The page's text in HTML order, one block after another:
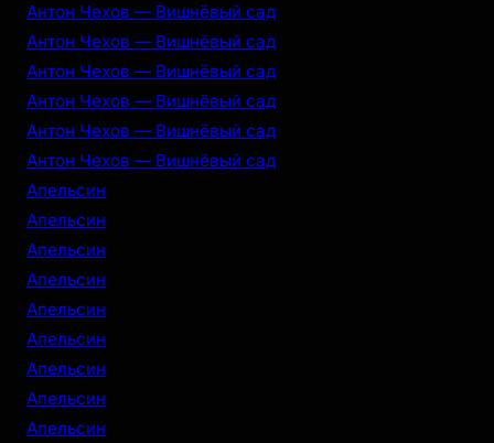
Антон Чехов — Вишнёвый сад
Антон Чехов — Вишнёвый сад
Антон Чехов — Вишнёвый сад
Антон Чехов — Вишнёвый сад
Антон Чехов — Вишнёвый сад
Антон Чехов — Вишнёвый сад
Апельсин
Апельсин
Апельсин
Апельсин
Апельсин
Апельсин
Апельсин
Апельсин
Апельсин